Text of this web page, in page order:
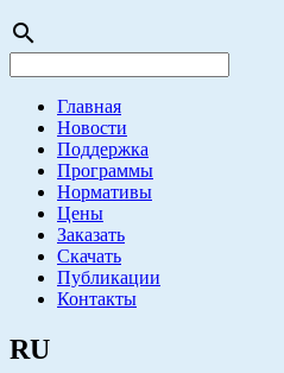
search
Главная
Новости
Поддержка
Программы
Нормативы
Цены
Заказать
Скачать
Публикации
Контакты
RU